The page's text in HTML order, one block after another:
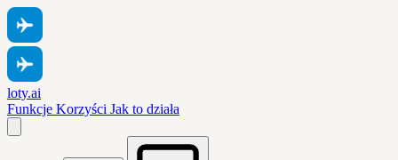
loty.ai
Funkcje Korzyści Jak to działa